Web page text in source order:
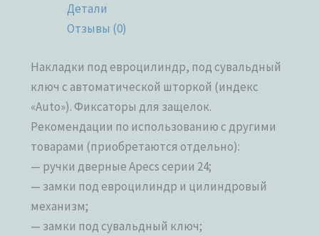
Детали
Отзывы (0)
Накладки под евроцилиндр, под сувальдный
ключ с автоматической шторкой (индекс
«Auto»). Фиксаторы для защелок.
Рекомендации по использованию с другими
товарами (приобретаются отдельно):
— ручки дверные Apecs серии 24;
— замки под евроцилиндр и цилиндровый
механизм;
— замки под сувальдный ключ;